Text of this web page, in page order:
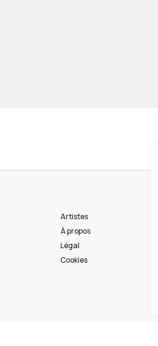
Artistes
À propos
Légal
Cookies